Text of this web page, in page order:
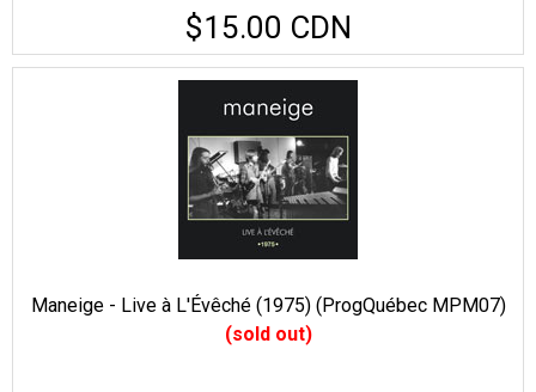
$15.00 CDN
Maneige - Live à L'Évêché (1975) (ProgQuébec MPM07)
(sold out)